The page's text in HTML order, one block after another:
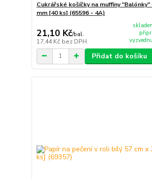
Cukrářské košíčky na muffiny "Balónky"
mm [40 ks] (65596 - 4A)
21,10 Kč/bal.
17,44 Kč bez DPH
Přidat do košíku